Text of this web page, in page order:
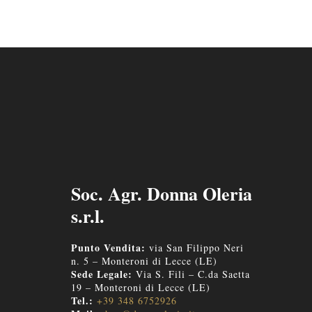
Soc. Agr. Donna Oleria
s.r.l.
Punto Vendita: via San Filippo Neri
n. 5 – Monteroni di Lecce (LE)
Sede Legale: Via S. Fili – C.da Saetta
19 – Monteroni di Lecce (LE)
Tel.: +39 348 6752926